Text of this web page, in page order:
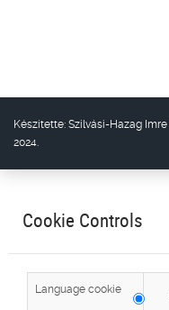
Készítette: Szilvási-Hazag Imre
2024.
Cookie Controls
Language cookie